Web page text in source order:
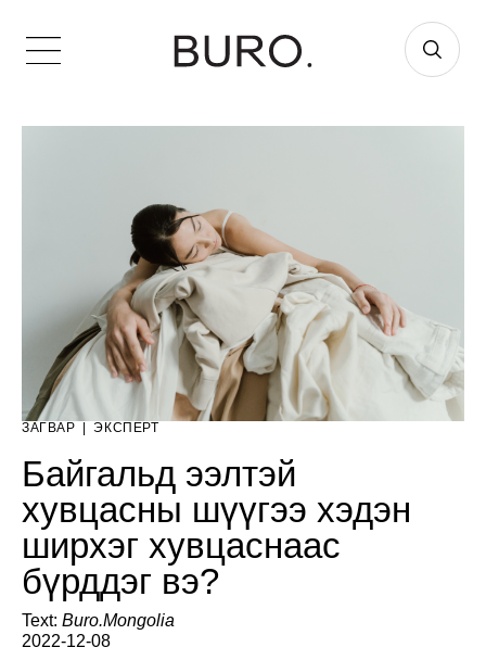
ЗАГВАР ЭКСПЕРТ
Байгальд ээлтэй
хувцасны шүүгээ хэдэн
ширхэг хувцаснаас
бүрддэг вэ?
Text: Buro.Mongolia
2022-12-08